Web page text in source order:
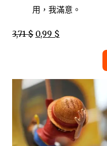
用，我滿意。
3,71 $ 0,99 $